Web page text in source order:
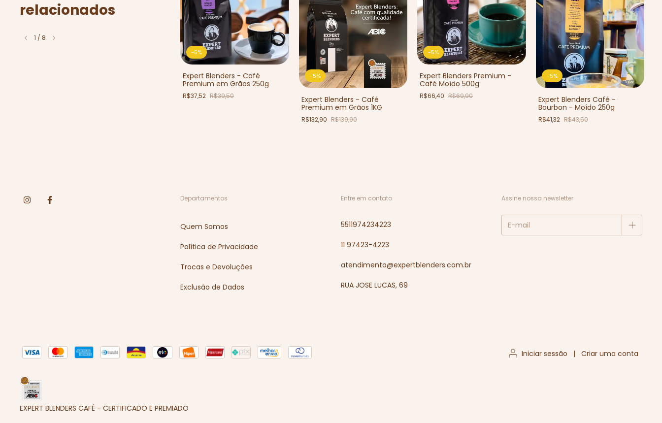
relacionados
1 / 8
-5%
Expert Blenders - Café
Premium em Grãos 250g
R$37,52 R$39,50
-5%
Expert Blenders - Café
Premium em Grãos 1KG
R$132,90 R$139,90
-5%
Expert Blenders Premium -
Café Moído 500g
R$66,40 R$69,90
-5%
Expert Blenders Café -
Bourbon - Moído 250g
R$41,32 R$43,50
Departamentos
Quem Somos
Política de Privacidade
Trocas e Devoluções
Exclusão de Dados
Entre em contato
5511974234223
11 97423-4223
atendimento@expertblenders.com.br
RUA JOSE LUCAS, 69
Assine nossa newsletter
Iniciar sessão | Criar uma conta
EXPERT BLENDERS CAFÉ - CERTIFICADO E PREMIADO